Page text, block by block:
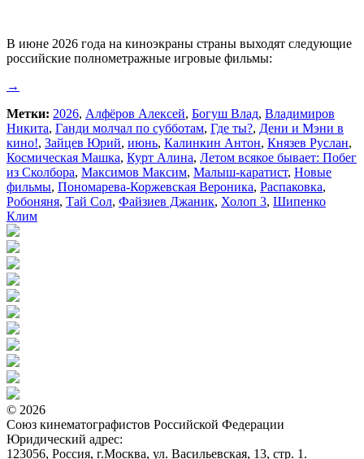
В июне 2026 года на киноэкраны страны выходят следующие
российские полнометражные игровые фильмы:
→
Метки: 2026, Алфёров Алексей, Богуш Влад, Владимиров
Никита, Ганди молчал по субботам, Где ты?, Дени и Мэни в
кино!, Зайцев Юрий, июнь, Калинкин Антон, Князев Руслан,
Космическая Машка, Курт Алина, Летом всякое бывает: Побег
из Сколбора, Максимов Максим, Малыш-каратист, Новые
фильмы, Пономарева-Коржевская Вероника, Распаковка,
Робоняня, Тай Сол, Файзиев Джаник, Холоп 3, Шипенко
Клим
© 2026
Союз кинематографистов Российской Федерации
Юридический адрес:
123056, Россия, г.Москва, ул. Васильевская, 13, стр. 1.